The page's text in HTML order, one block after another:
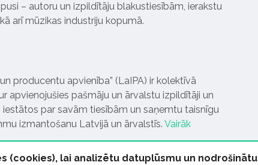
– autoru un izpildītāju blakustiesībām, ierakstu
arī mūzikas industriju kopumā.
producentu apvienība” (LaIPA) ir kolektīvā
apvienojušies pašmāju un ārvalstu izpildītāji un
par savām tiesībām un saņemtu taisnīgu
izmantošanu Latvijā un ārvalstīs. Vairāk
(cookies), lai analizētu datuplūsmu un nodrošinātu